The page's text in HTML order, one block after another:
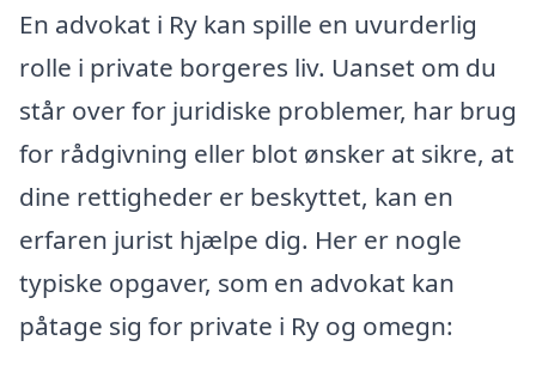
En advokat i Ry kan spille en uvurderlig
rolle i private borgeres liv. Uanset om du
står over for juridiske problemer, har brug
for rådgivning eller blot ønsker at sikre, at
dine rettigheder er beskyttet, kan en
erfaren jurist hjælpe dig. Her er nogle
typiske opgaver, som en advokat kan
påtage sig for private i Ry og omegn: